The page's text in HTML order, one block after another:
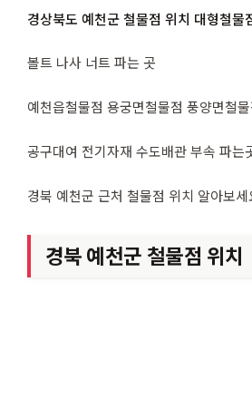
경상북도 예천군 철물점 위치 대형철물
볼트 나사 너트 파는 곳
예천읍철물점 용궁면철물점 풍양면철
공구대여 전기자재 수도배관 부속 파는
경북 예천군 근처 철물점 위치 알아보세
경북 예천군 철물점 위치